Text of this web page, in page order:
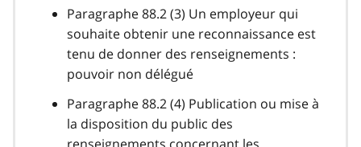
Paragraphe 88.2 (3) Un employeur qui
souhaite obtenir une reconnaissance est
tenu de donner des renseignements :
pouvoir non délégué
Paragraphe 88.2 (4) Publication ou mise à
la disposition du public des